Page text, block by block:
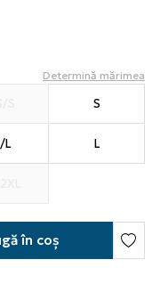
Determină mărimea
S
L L
în coș